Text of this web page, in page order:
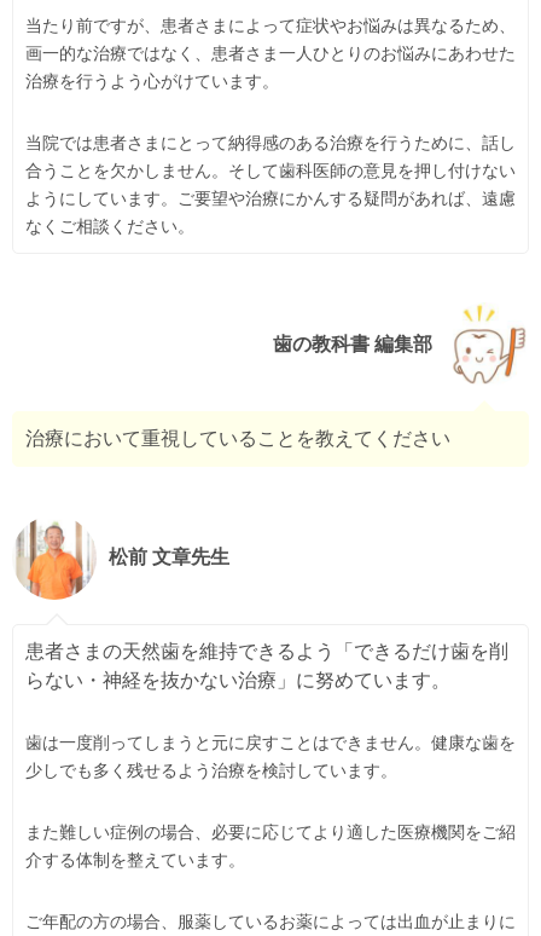
当たり前ですが、患者さまによって症状やお悩みは異なるため、
画一的な治療ではなく、患者さま一人ひとりのお悩みにあわせた
治療を行うよう心がけています。
当院では患者さまにとって納得感のある治療を行うために、話し
合うことを欠かしません。そして歯科医師の意見を押し付けない
ようにしています。ご要望や治療にかんする疑問があれば、遠慮
なくご相談ください。
歯の教科書 編集部
治療において重視していることを教えてください
松前 文章先生
患者さまの天然歯を維持できるよう「できるだけ歯を削
らない・神経を抜かない治療」に努めています。
歯は一度削ってしまうと元に戻すことはできません。健康な歯を
少しでも多く残せるよう治療を検討しています。
また難しい症例の場合、必要に応じてより適した医療機関をご紹
介する体制を整えています。
ご年配の方の場合、服薬しているお薬によっては出血が止まりに